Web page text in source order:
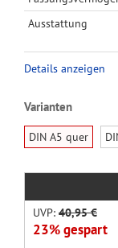
Ausstattung
Details anzeigen
Varianten
DIN A5 quer
UVP: 40,95 €
23% gespart